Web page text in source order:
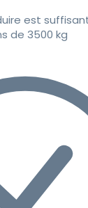
est
de 3500 kg